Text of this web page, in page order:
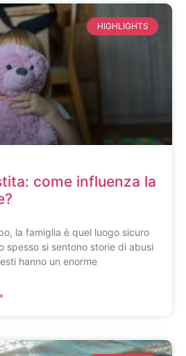
HIGHLIGHTS
come influenza la
la famiglia è quel luogo sicuro
spesso si sentono storie di abusi
hanno un enorme